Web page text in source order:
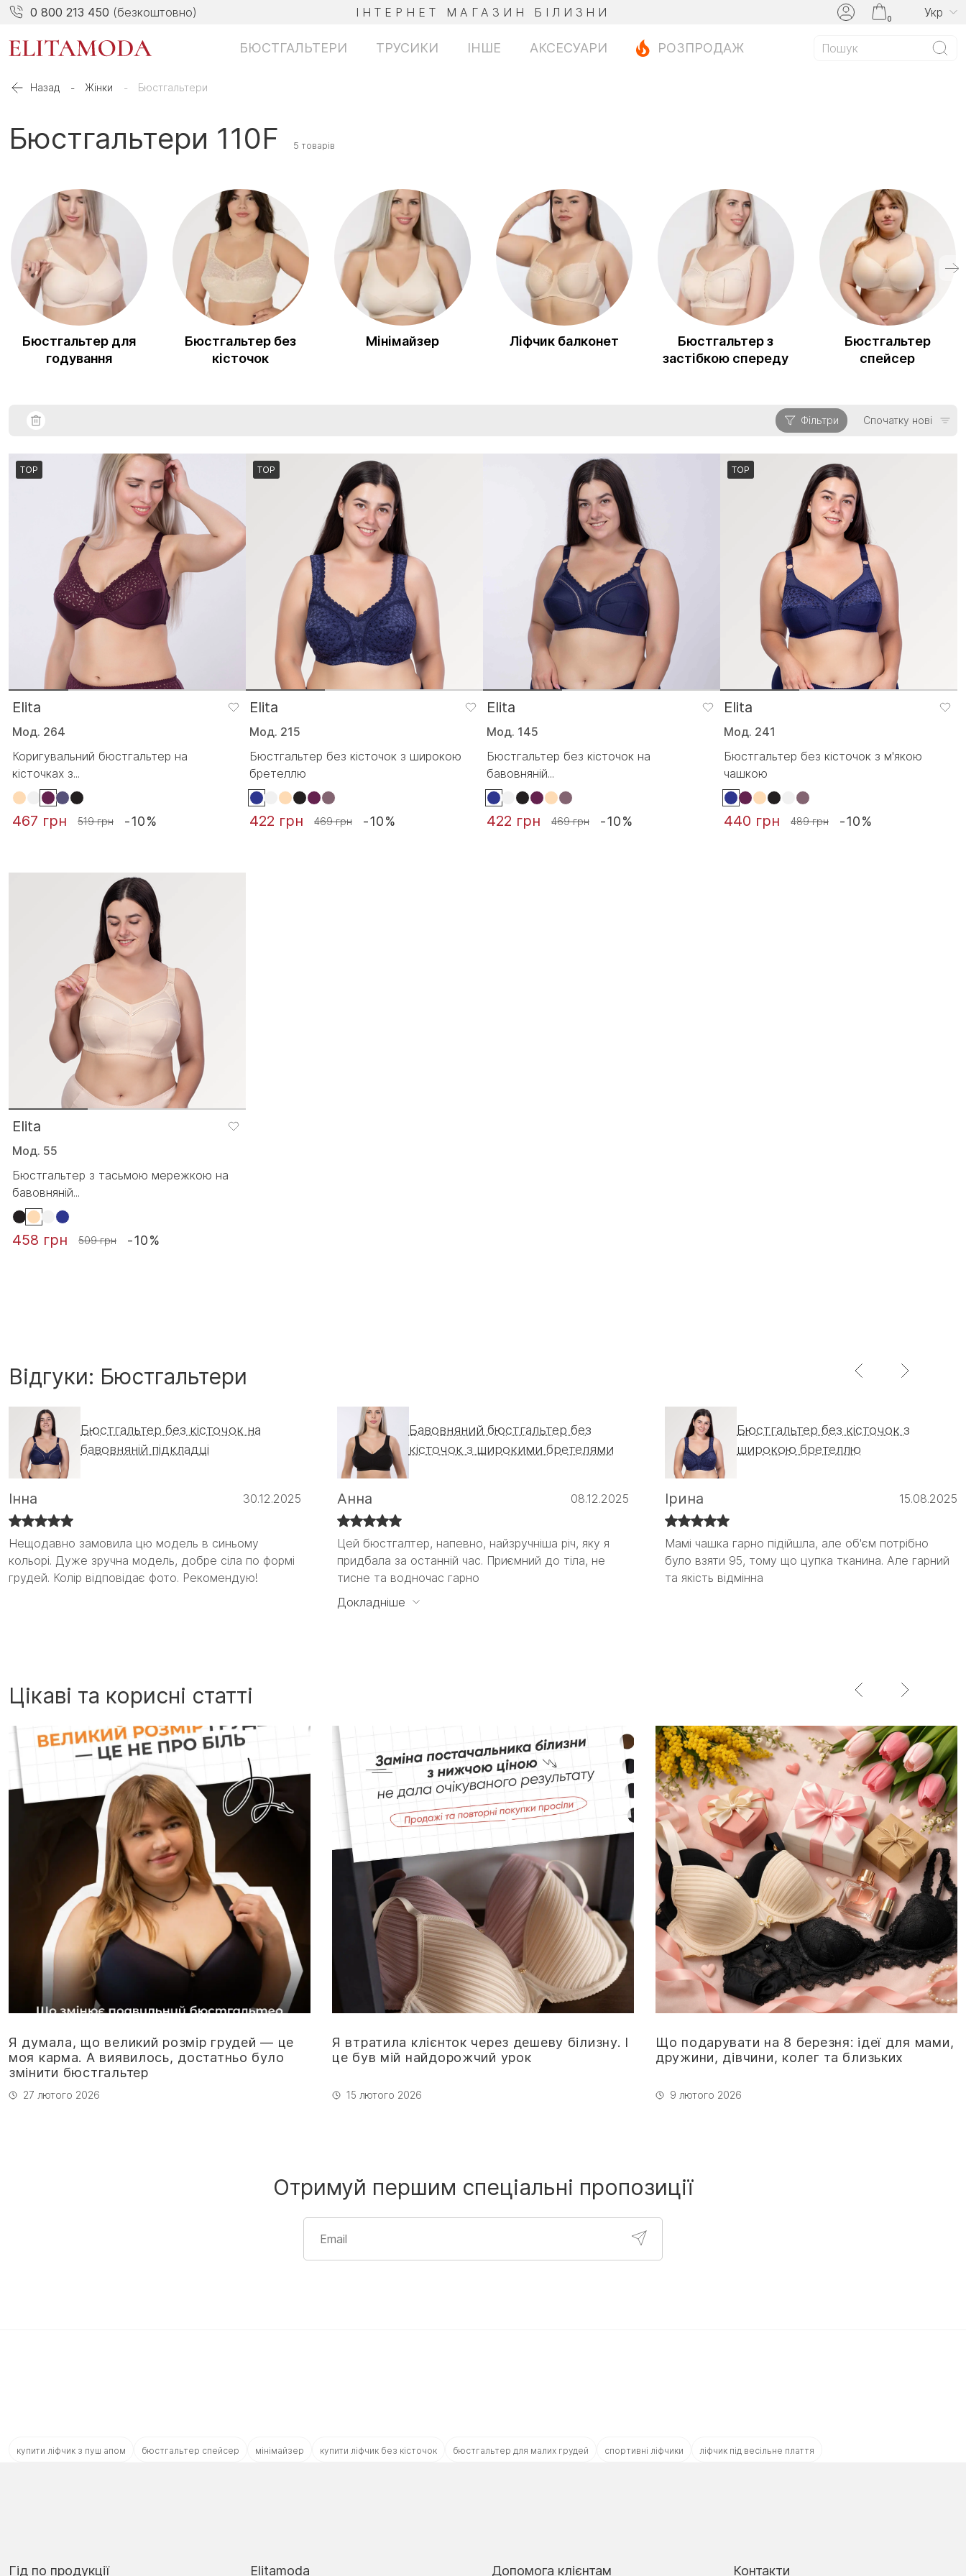
купити ліфчик з пуш апом бюстгальтер спейсер мінімайзер купити ліфчик без кісточок бюстгальтер для малих грудей спортивні ліфчики ліфчик під весільне плаття
0 800 213 450 (безкоштовно) ІНТЕРНЕТ МАГАЗИН БІЛИЗНИ 0 Укр
БЮСТГАЛЬТЕРИ ТРУСИКИ ІНШЕ АКСЕСУАРИ РОЗПРОДАЖ
Назад Жінки Бюстгальтери
Бюстгальтери 110F 5 товарів
Бюстгальтер для
годування
Бюстгальтер без
кісточок
Мінімайзер Ліфчик балконет
Бюстгальтер з
застібкою спереду
Бюстгальтер
спейсер
Фільтри Спочатку нові
TOP
Elita
Мод. 264
Коригувальний бюстгальтер на
кісточках з...
467 грн 519 грн -10%
TOP
Elita
Мод. 215
Бюстгальтер без кісточок з широкою
бретеллю
422 грн 469 грн -10%
Elita
Мод. 145
Бюстгальтер без кісточок на
бавовняній...
422 грн 469 грн -10%
TOP
Elita
Мод. 241
Бюстгальтер без кісточок з м'якою
чашкою
440 грн 489 грн -10%
Elita
Мод. 55
Бюстгальтер з тасьмою мережкою на
бавовняній...
458 грн 509 грн -10%
Відгуки: Бюстгальтери
Бюстгальтер без кісточок на
бавовняній підкладці
Інна 30.12.2025
Нещодавно замовила цю модель в синьому
кольорі. Дуже зручна модель, добре сіла по формі
грудей. Колір відповідає фото. Рекомендую!
Нещодавно замовила цю модель в синьому
кольорі. Дуже зручна модель, добре сіла по формі
грудей. Колір відповідає фото. Рекомендую! :)
Бавовняний бюстгальтер без
кісточок з широкими бретелями
Анна 08.12.2025
Цей бюстгалтер, напевно, найзручніша річ, яку я
придбала за останній час. Приємний до тіла, не
тисне та водночас гарно
Цей бюстгалтер, напевно, найзручніша річ, яку я
придбала за останній час. Приємний до тіла, не
тисне та водночас гарно тримає. Ніяких кісточок,
які б впивались в тіло або давили десь.
Задоволена на всі 100
Докладніше
Бюстгальтер без кісточок з
широкою бретеллю
Ірина 15.08.2025
Мамі чашка гарно підійшла, але об'єм потрібно
було взяти 95, тому що цупка тканина. Але гарний
та якість відмінна
Мамі чашка гарно підійшла, але об'єм потрібно
було взяти 95, тому що цупка тканина. Але гарний
та якість відмінна
Цікаві та корисні статті
Я думала, що великий розмір грудей — це
моя карма. А виявилось, достатньо було
змінити бюстгальтер
27 лютого 2026
Я втратила клієнток через дешеву білизну. І
це був мій найдорожчий урок
15 лютого 2026
Що подарувати на 8 березня: ідеї для мами,
дружини, дівчини, колег та близьких
9 лютого 2026
Отримуй першим спеціальні пропозиції
Гід по продукції Elitamoda Допомога клієнтам Контакти